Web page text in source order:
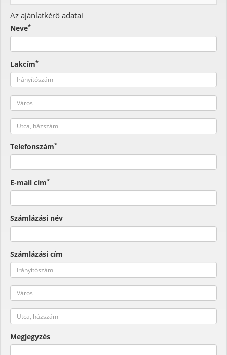
Az ajánlatkérő adatai
Neve*
Lakcím*
Telefonszám*
E-mail cím*
Számlázási név
Számlázási cím
Megjegyzés